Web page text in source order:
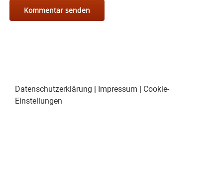
Datenschutzerklärung | Impressum | Cookie-
Einstellungen